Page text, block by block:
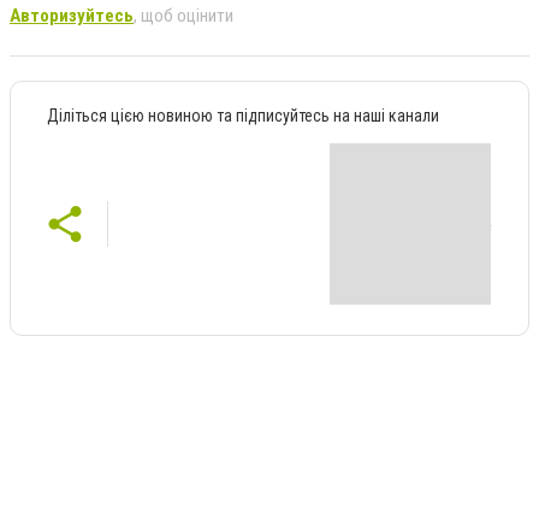
Авторизуйтесь, щоб оцінити
Діліться цією новиною та підписуйтесь на наші канали